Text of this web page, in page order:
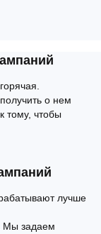
о нем
тому, чтобы
лучше
Мы задаем